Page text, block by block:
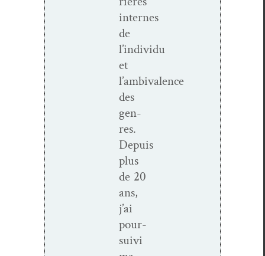
internes
de
l’individu
et
l’ambivalence
des
gen­
res.
Depuis
plus
de 20
ans,
j’ai
pour­
suivi